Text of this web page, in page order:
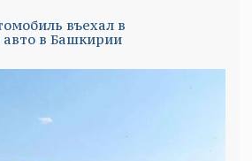
въехал в
в Башкирии